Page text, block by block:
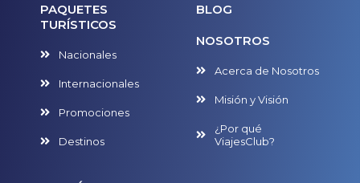
PAQUETES
TURÍSTICOS
Nacionales
Internacionales
Promociones
Destinos
BLOG
NOSOTROS
Acerca de Nosotros
Misión y Visión
¿Por qué
ViajesClub?